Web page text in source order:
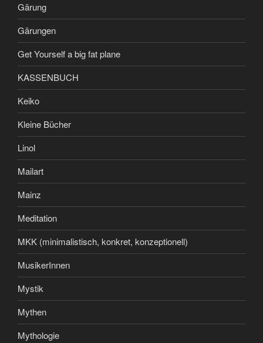
Gärung
Gärungen
Get Yourself a big fat plane
KASSENBUCH
Keiko
Kleine Bücher
Linol
Mailart
Mainz
Meditation
MKK (minimalistisch, konkret, konzeptionell)
MusikerInnen
Mystik
Mythen
Mythologie